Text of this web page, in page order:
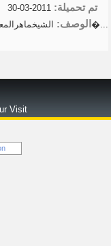
تم تحميلة:
الوصف: الشيخماهرالمعيقليمنصلا�...
Visit